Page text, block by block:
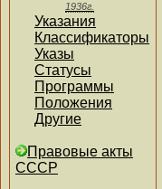
1936г.
Указания
Классификаторы
Указы
Статусы
Программы
Положения
Другие
Правовые акты
СССР